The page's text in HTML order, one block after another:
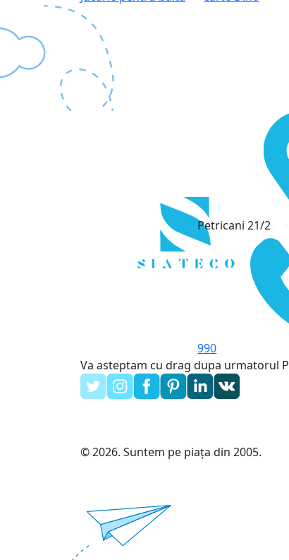
Petricani 21/2
990
Va asteptam cu drag dupa urmatorul
© 2026. Suntem pe piața din 2005.